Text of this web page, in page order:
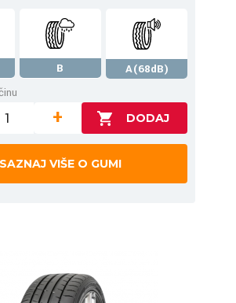
B
A(68dB)
+
SAZNAJ VIŠE O GUMI